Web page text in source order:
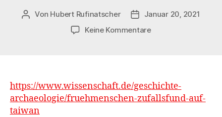
Beitragsautor
Von Hubert Rufinatscher Veröffentlichungsdatum
Januar 20, 2021
Keine Kommentarezu
https://www.wissenschaft.de/geschichte-
archaeologie/fruehmenschen-zufallsfund-auf-
taiwan